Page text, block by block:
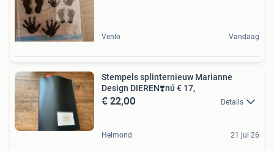
Venlo Vandaag
Stempels splinternieuw Marianne
Design DIEREN️❣️nú € 17,
€ 22,00 Details
Helmond 21 jul 26